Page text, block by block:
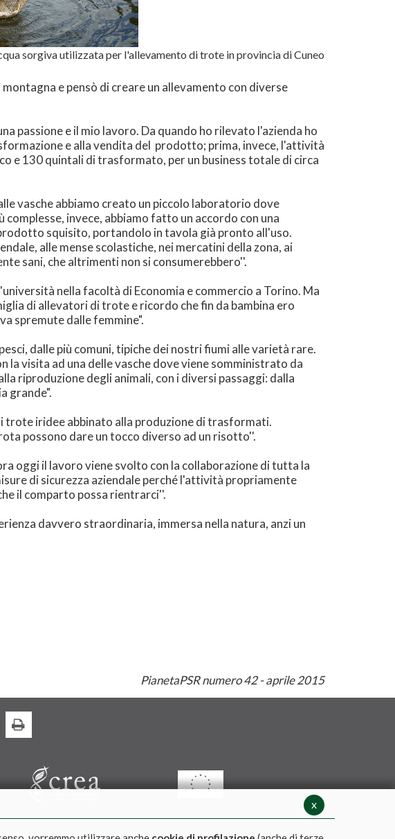
sorgiva utilizzata per l'allevamento di trote in provincia di Cuneo
e pensò di creare un allevamento con diverse
passione e il mio lavoro. Da quando ho rilevato l'azienda ho
e alla vendita del prodotto; prima, invece, l'attività
e 130 quintali di trasformato, per un business totale di circa
vasche abbiamo creato un piccolo laboratorio dove
invece, abbiamo fatto un accordo con una
squisito, portandolo in tavola già pronto all'uso.
alle mense scolastiche, nei mercatini della zona, ai
sani, che altrimenti non si consumerebbero''.
nella facoltà di Economia e commercio a Torino. Ma
di allevatori di trote e ricordo che fin da bambina ero
spremute dalle femmine".
dalle più comuni, tipiche dei nostri fiumi alle varietà rare.
visita ad una delle vasche dove viene somministrato da
riproduzione degli animali, con i diversi passaggi: dalla
grande".
trote iridee abbinato alla produzione di trasformati.
possono dare un tocco diverso ad un risotto''.
oggi il lavoro viene svolto con la collaborazione di tutta la
di sicurezza aziendale perché l'attività propriamente
il comparto possa rientrarci''.
davvero straordinaria, immersa nella natura, anzi un
PianetaPSR numero 42 - aprile 2015
x